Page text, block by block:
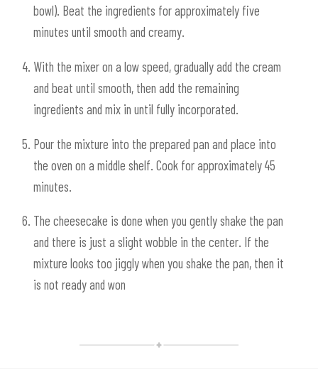
bowl). Beat the ingredients for approximately five
minutes until smooth and creamy.
With the mixer on a low speed, gradually add the cream
and beat until smooth, then add the remaining
ingredients and mix in until fully incorporated.
Pour the mixture into the prepared pan and place into
the oven on a middle shelf. Cook for approximately 45
minutes.
The cheesecake is done when you gently shake the pan
and there is just a slight wobble in the center. If the
mixture looks too jiggly when you shake the pan, then it
is not ready and won